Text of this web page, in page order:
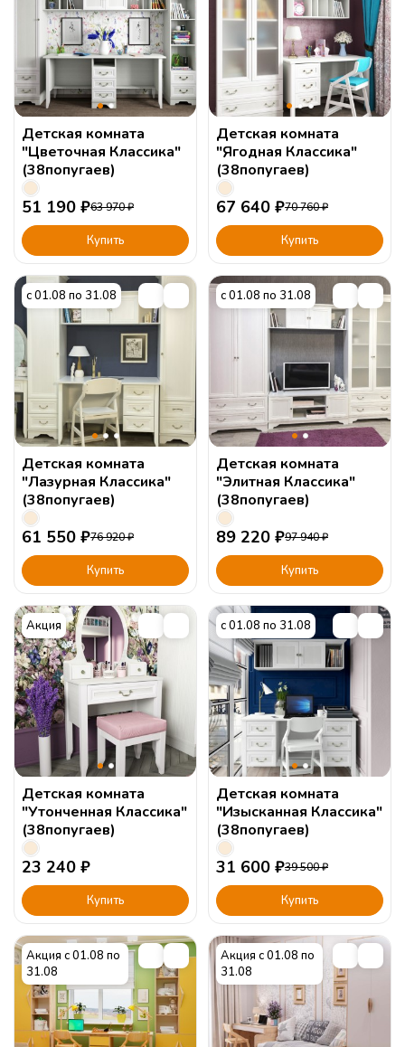
Детская комната
"Цветочная Классика"
(38попугаев)
51 190 ₽63 970₽
Купить
Детская комната
"Ягодная Классика"
(38попугаев)
67 640 ₽70 760₽
Купить
с 01.08 по 31.08
Детская комната
"Лазурная Классика"
(38попугаев)
61 550 ₽76 920₽
Купить
с 01.08 по 31.08
Детская комната
"Элитная Классика"
(38попугаев)
89 220 ₽97 940₽
Купить
Акция
Детская комната
"Утонченная Классика"
(38попугаев)
23 240 ₽
Купить
с 01.08 по 31.08
Детская комната
"Изысканная Классика"
(38попугаев)
31 600 ₽39 500₽
Купить
Акция с 01.08 по
31.08
Акция с 01.08 по
31.08